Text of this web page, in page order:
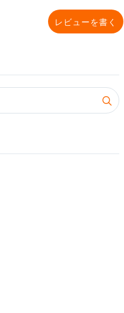
レビューを書く